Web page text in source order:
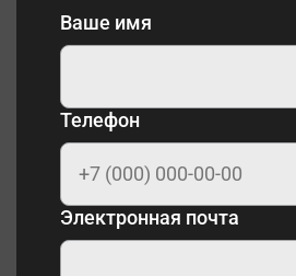
Ваше имя
Телефон
Электронная почта